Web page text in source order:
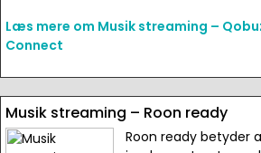
Læs mere om Musik streaming –
Connect
Musik streaming – Roon ready
Roon ready betyder